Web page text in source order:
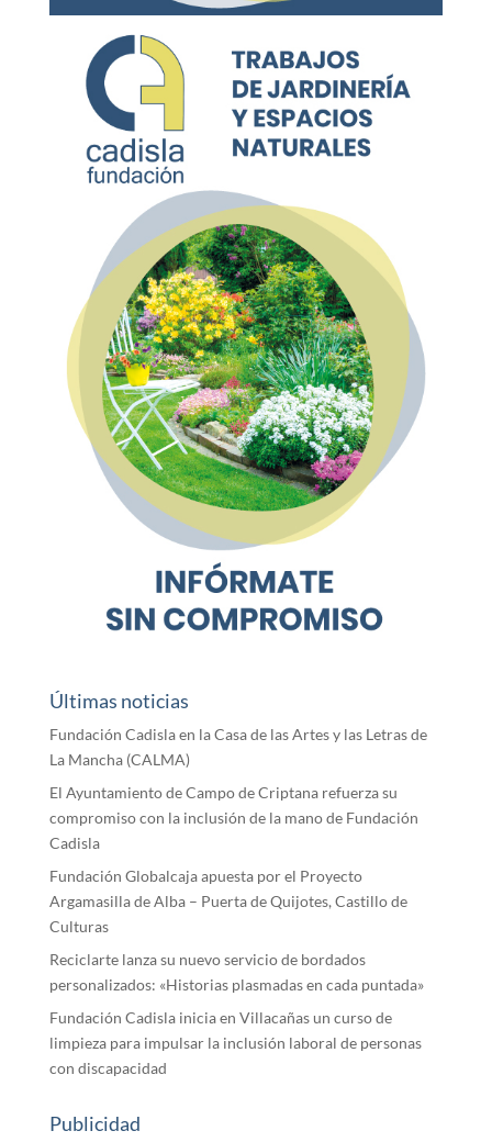
Últimas noticias
Fundación Cadisla en la Casa de las Artes y las Letras de
La Mancha (CALMA)
El Ayuntamiento de Campo de Criptana refuerza su
compromiso con la inclusión de la mano de Fundación
Cadisla
Fundación Globalcaja apuesta por el Proyecto
Argamasilla de Alba – Puerta de Quijotes, Castillo de
Culturas
Reciclarte lanza su nuevo servicio de bordados
personalizados: «Historias plasmadas en cada puntada»
Fundación Cadisla inicia en Villacañas un curso de
limpieza para impulsar la inclusión laboral de personas
con discapacidad
Publicidad